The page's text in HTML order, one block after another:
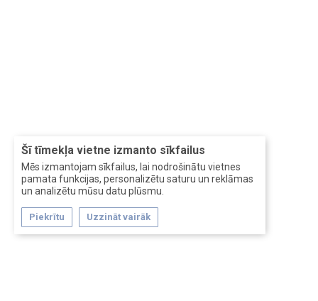
Šī tīmekļa vietne izmanto sīkfailus
Mēs izmantojam sīkfailus, lai nodrošinātu vietnes
pamata funkcijas, personalizētu saturu un reklāmas
un analizētu mūsu datu plūsmu.
Piekrītu Uzzināt vairāk